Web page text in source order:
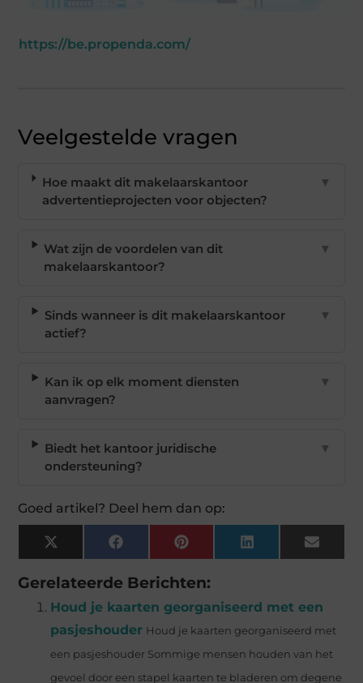
https://be.propenda.com/
Veelgestelde vragen
Hoe maakt dit makelaarskantoor
advertentieprojecten voor objecten?
▼
Wat zijn de voordelen van dit
makelaarskantoor?
▼
Sinds wanneer is dit makelaarskantoor
actief?
▼
Kan ik op elk moment diensten
aanvragen?
▼
Biedt het kantoor juridische
ondersteuning?
▼
Goed artikel? Deel hem dan op:
X
(Twitter)
FacebookPinterest LinkedIn Email
Gerelateerde Berichten:
Houd je kaarten georganiseerd met een
pasjeshouder Houd je kaarten georganiseerd met
een pasjeshouder Sommige mensen houden van het
gevoel door een stapel kaarten te bladeren om degene